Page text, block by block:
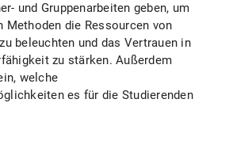
und Gruppenarbeiten geben, um
Methoden die Ressourcen von
beleuchten und das Vertrauen in
zu stärken. Außerdem
welche
es für die Studierenden